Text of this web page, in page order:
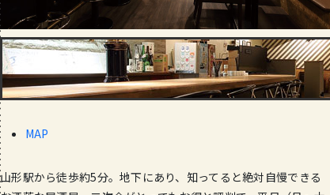
MAP
山形駅から徒歩約5分。地下にあり、知ってると絶対自慢できる